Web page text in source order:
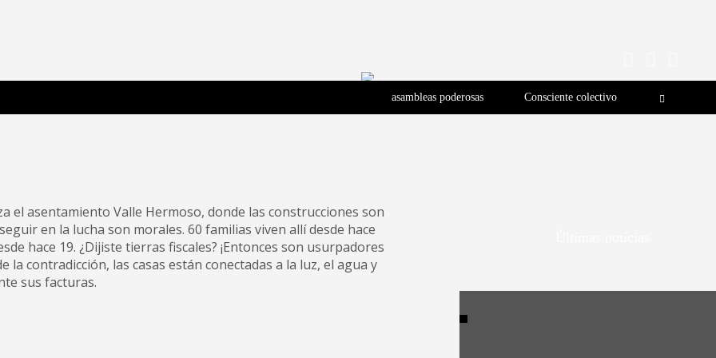
asambleas poderosas Consciente colectivo
el asentamiento Valle Hermoso, donde las construcciones son
en la lucha son morales. 60 familias viven allí desde hace
hace 19. ¿Dijiste tierras fiscales? ¡Entonces son usurpadores
contradicción, las casas están conectadas a la luz, el agua y
sus facturas.